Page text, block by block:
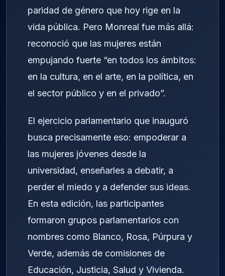
paridad de género que hoy rige en la
vida pública. Pero Monreal fue más allá:
reconoció que las mujeres están
empujando fuerte “en todos los ámbitos:
en la cultura, en el arte, en la política, en
el sector público y en el privado”.
El ejercicio parlamentario que inauguró
busca precisamente eso: empoderar a
las mujeres jóvenes desde la
universidad, enseñarles a debatir, a
perder el miedo y a defender sus ideas.
En esta edición, las participantes
formaron grupos parlamentarios con
nombres como Blanco, Rosa, Púrpura y
Verde, además de comisiones de
Educación, Justicia, Salud y Vivienda.